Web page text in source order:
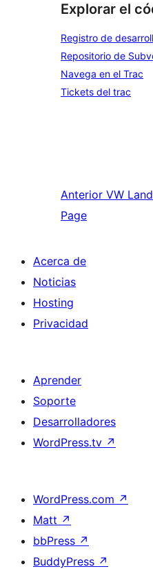
Explorar el
Registro de
Repositorio de
Navega en el Trac
Tickets del trac
Anterior VW
Page
Acerca de
Noticias
Hosting
Privacidad
Aprender
Soporte
Desarrolladores
WordPress.tv ↗
WordPress.com ↗
Matt ↗
bbPress ↗
BuddyPress ↗